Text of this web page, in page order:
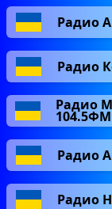
Радио
Радио
Радио
104.5ФМ
Радио
Радио